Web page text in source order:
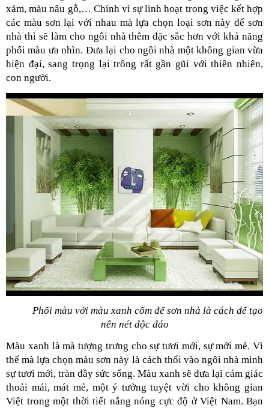
xám, màu nâu gỗ,… Chính vì sự linh hoạt trong việc kết hợp
các màu sơn lại với nhau mà lựa chọn loại sơn này để sơn
nhà thì sẽ làm cho ngôi nhà thêm đặc sắc hơn với khả năng
phối màu ưa nhìn. Đưa lại cho ngôi nhà một không gian vừa
hiện đại, sang trọng lại trông rất gần gũi với thiên nhiên,
con người.
Phối màu với màu xanh cốm để sơn nhà là cách để tạo
nên nét độc đáo
Màu xanh là mà tượng trưng cho sự tươi mới, sự mới mẻ. Vì
thế mà lựa chọn màu sơn này là cách thổi vào ngôi nhà mình
sự tươi mới, tràn đầy sức sống. Màu xanh sẽ đưa lại cảm giác
thoải mái, mát mẻ, một ý tưởng tuyệt vời cho không gian
Việt trong một thời tiết nắng nóng cực độ ở Việt Nam. Bạn